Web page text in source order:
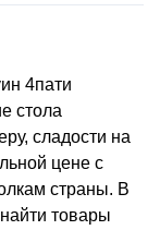
4пати
стола
сладости на
цене с
страны. В
товары